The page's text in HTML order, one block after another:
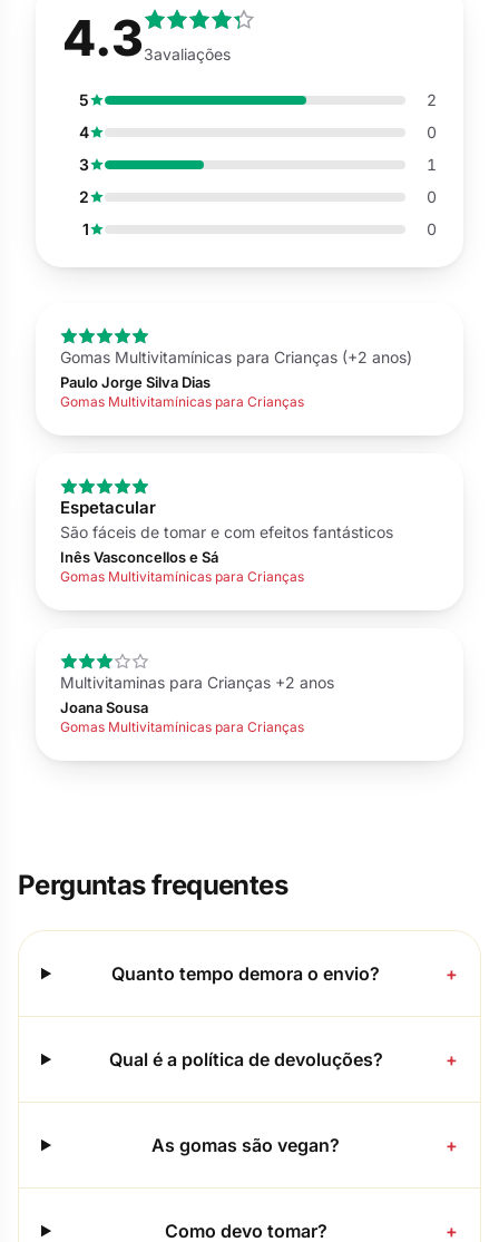
4.33avaliações
5
2
4
0
3
1
2
0
1
0
Gomas Multivitamínicas para Crianças (+2 anos)
Paulo Jorge Silva Dias
Gomas Multivitamínicas para Crianças
Espetacular
São fáceis de tomar e com efeitos fantásticos
Inês Vasconcellos e Sá
Gomas Multivitamínicas para Crianças
Multivitaminas para Crianças +2 anos
Joana Sousa
Gomas Multivitamínicas para Crianças
Perguntas frequentes
Quanto tempo demora o envio? +
Qual é a política de devoluções? +
As gomas são vegan? +
Como devo tomar? +